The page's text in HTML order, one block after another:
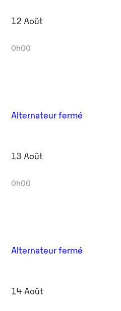
12 Août
0h00
Alternateur fermé
13 Août
0h00
Alternateur fermé
14 Août